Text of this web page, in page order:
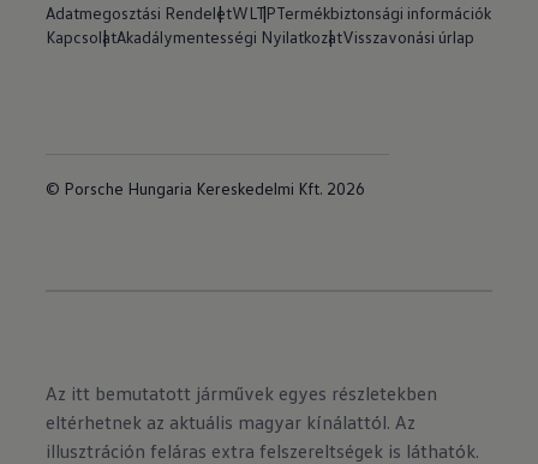
Adatmegosztási RendeletWLTPTermékbiztonsági információk
KapcsolatAkadálymentességi NyilatkozatVisszavonási úrlap
© Porsche Hungaria Kereskedelmi Kft. 2026
Az itt bemutatott járművek egyes részletekben
eltérhetnek az aktuális magyar kínálattól. Az
illusztráción feláras extra felszereltségek is láthatók.